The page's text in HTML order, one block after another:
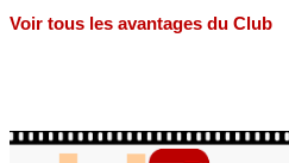
Voir tous les avantages du Club